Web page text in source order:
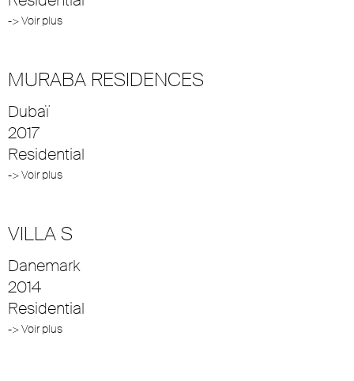
-> Voir plus
MURABA RESIDENCES
Dubaï
2017
Residential
-> Voir plus
VILLA S
Danemark
2014
Residential
-> Voir plus